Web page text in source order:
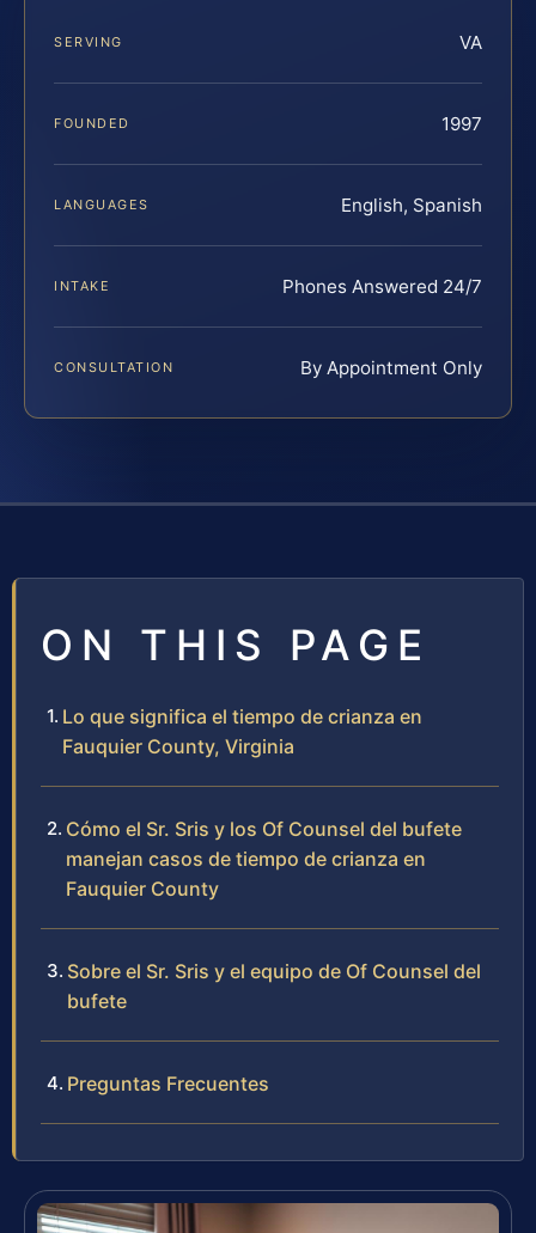
SERVING VA
FOUNDED 1997
LANGUAGES English, Spanish
INTAKE Phones Answered 24/7
CONSULTATION By Appointment Only
ON THIS PAGE
Lo que significa el tiempo de crianza en
Fauquier County, Virginia
Cómo el Sr. Sris y los Of Counsel del bufete
manejan casos de tiempo de crianza en
Fauquier County
Sobre el Sr. Sris y el equipo de Of Counsel del
bufete
Preguntas Frecuentes